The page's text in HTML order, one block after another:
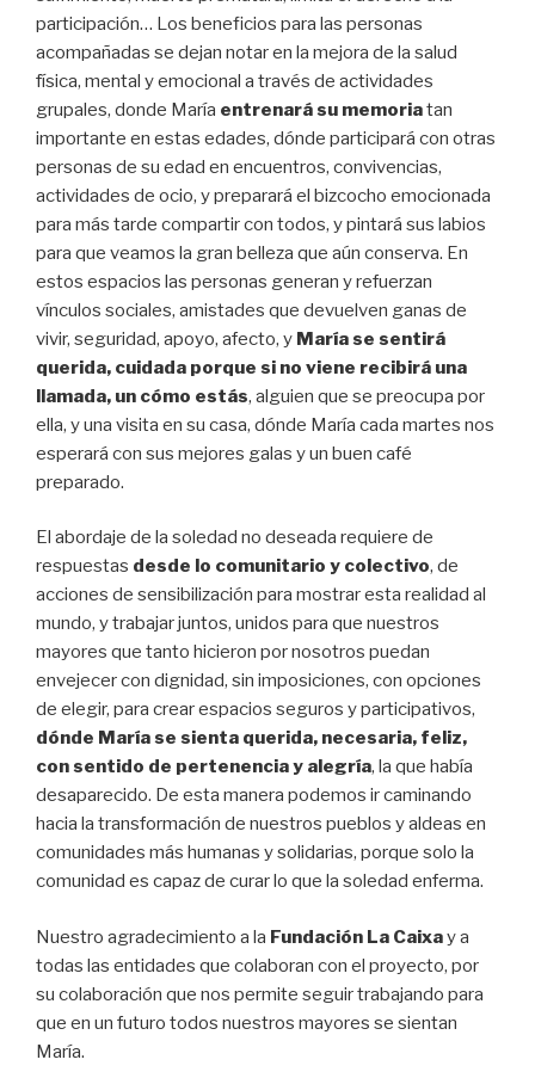
participación… Los beneficios para las personas
acompañadas se dejan notar en la mejora de la salud
física, mental y emocional a través de actividades
grupales, donde María entrenará su memoriatan
importante en estas edades, dónde participará con otras
personas de su edad en encuentros, convivencias,
actividades de ocio, y preparará el bizcocho emocionada
para más tarde compartir con todos, y pintará sus labios
para que veamos la gran belleza que aún conserva. En
estos espacios las personas generan y refuerzan
vínculos sociales, amistades que devuelven ganas de
vivir, seguridad, apoyo, afecto, y María se sentirá
querida, cuidada porque si no viene recibirá una
llamada, un cómo estás, alguien que se preocupa por
ella, y una visita en su casa, dónde María cada martes nos
esperará con sus mejores galas y un buen café
preparado.
El abordaje de la soledad no deseada requiere de
respuestas desde lo comunitario y colectivo, de
acciones de sensibilización para mostrar esta realidad al
mundo, y trabajar juntos, unidos para que nuestros
mayores que tanto hicieron por nosotros puedan
envejecer con dignidad, sin imposiciones, con opciones
de elegir, para crear espacios seguros y participativos,
dónde María se sienta querida, necesaria, feliz,
con sentido de pertenencia y alegría, la que había
desaparecido. De esta manera podemos ir caminando
hacia la transformación de nuestros pueblos y aldeas en
comunidades más humanas y solidarias, porque solo la
comunidad es capaz de curar lo que la soledad enferma.
Nuestro agradecimiento a la Fundación La Caixay a
todas las entidades que colaboran con el proyecto, por
su colaboración que nos permite seguir trabajando para
que en un futuro todos nuestros mayores se sientan
María.